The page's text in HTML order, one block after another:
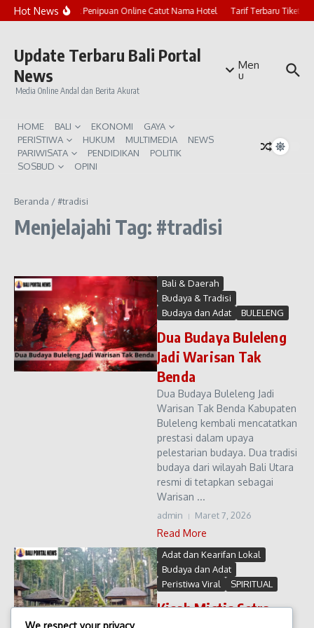
Lewati ke konten
Hot NewsMarak Penipuan Online Catut Nama Hotel Tarif Terbaru Tiket
Update Terbaru Bali Portal
News
Media Online Andal dan Berita Akurat
Men
u
HOME BALI EKONOMI
GAYA
PERISTIWA
HUKUM MULTIMEDIA
NEWS
PARIWISATA
PENDIDIKAN
POLITIK
SOSBUD
OPINI
Beranda /#tradisi
Menjelajahi Tag: #tradisi
Bali & Daerah
Budaya & Tradisi
Budaya dan Adat
BULELENG
Dua Budaya Buleleng
Jadi Warisan Tak
Benda
Dua Budaya Buleleng Jadi
Warisan Tak Benda Kabupaten
Buleleng kembali mencatatkan
prestasi dalam upaya
pelestarian budaya. Dua tradisi
budaya dari wilayah Bali Utara
resmi di tetapkan sebagai
Warisan ...
admin Maret 7, 2026
Read More
Adat dan Kearifan Lokal
Budaya dan Adat
Peristiwa Viral
SPIRITUAL
Kisah Mistis Setra
We respect your privacy